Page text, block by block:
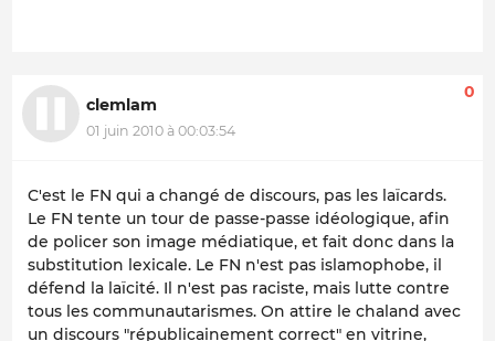
clemlam
01 juin 2010 à 00:03:54
0
C'est le FN qui a changé de discours, pas les laïcards.
Le FN tente un tour de passe-passe idéologique, afin
de policer son image médiatique, et fait donc dans la
substitution lexicale. Le FN n'est pas islamophobe, il
défend la laïcité. Il n'est pas raciste, mais lutte contre
tous les communautarismes. On attire le chaland avec
un discours "républicainement correct" en vitrine,